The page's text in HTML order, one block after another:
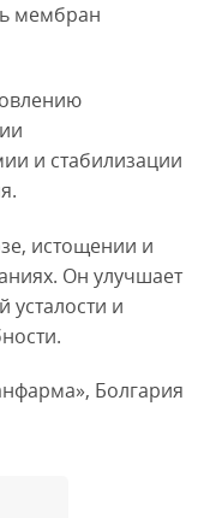
мембран
и стабилизации
истощении и
Он улучшает
усталости и
Болгария